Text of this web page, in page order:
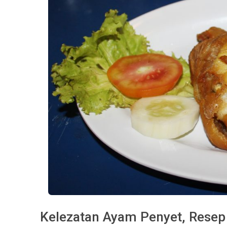
Kelezatan Ayam Penyet,